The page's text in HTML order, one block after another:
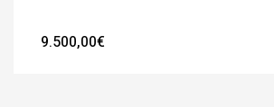
9.500,00€